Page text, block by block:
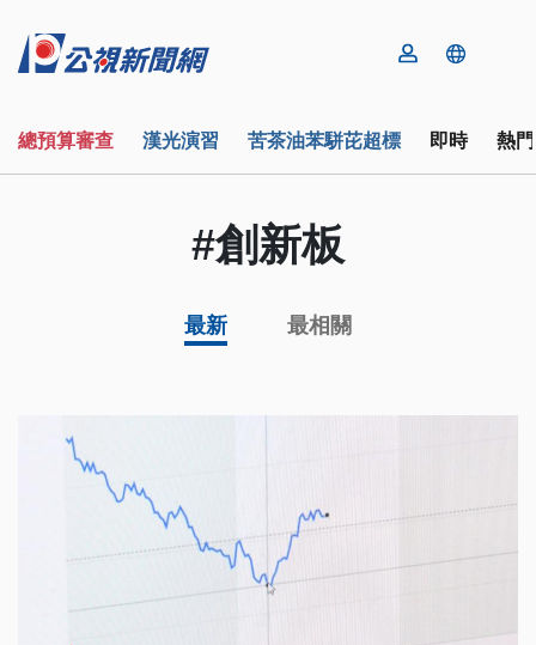
總預算審查 漢光演習 苦茶油苯駢芘超標 即時 熱
#創新板
最新 最相關